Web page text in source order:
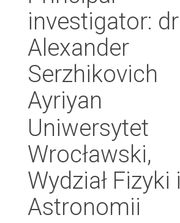
investigator: dr
Alexander
Serzhikovich
Ayriyan
Uniwersytet
Wrocławski,
Wydział Fizyki i
Astronomii